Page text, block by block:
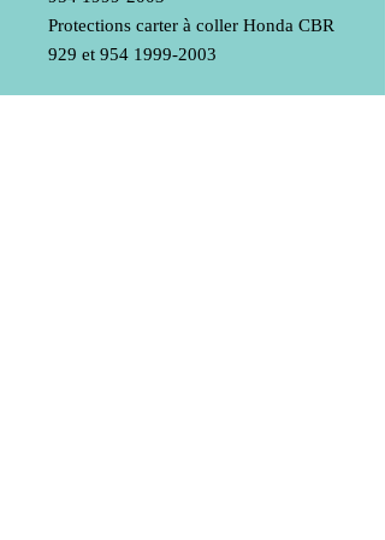
Protections carter à coller Honda CBR
929 et 954 1999-2003